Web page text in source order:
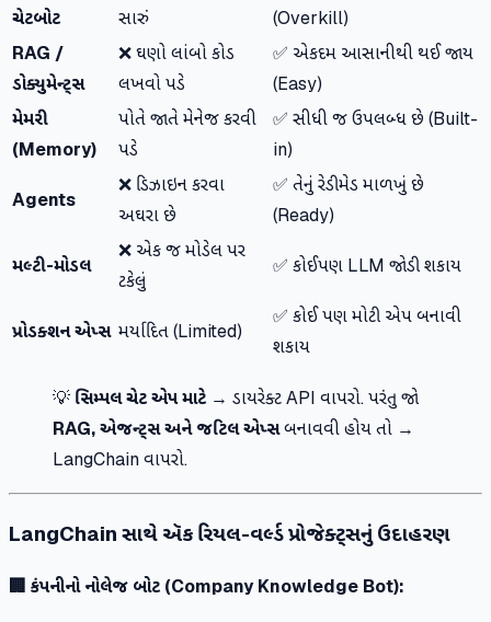
ચેટબોટ
સારું
(Overkill)
RAG /
ડોક્યુમેન્ટ્સ
❌ ઘણો લાંબો કોડ
લખવો પડે
✅ એકદમ આસાનીથી થઈ જાય
(Easy)
મેમરી
(Memory)
પોતે જાતે મેનેજ કરવી
પડે
✅ સીધી જ ઉપલબ્ધ છે (Built-
in)
Agents
❌ ડિઝાઇન કરવા
અઘરા છે
✅ તેનું રેડીમેડ માળખું છે
(Ready)
મલ્ટી-મોડલ
❌ એક જ મોડેલ પર
ટકેલું
✅ કોઈપણ LLM જોડી શકાય
પ્રોડક્શન એપ્સ મર્યાદિત (Limited)
✅ કોઈ પણ મોટી એપ બનાવી
શકાય
💡 સિમ્પલ ચેટ એપ માટે → ડાયરેક્ટ API વાપરો. પરંતુ જો
RAG, એજન્ટ્સ અને જટિલ એપ્સબનાવવી હોય તો →
LangChain વાપરો.
LangChain સાથે ઍક રિયલ-વર્લ્ડ પ્રોજેક્ટ્સનું ઉદાહરણ
🏢 કંપનીનો નોલેજ બોટ (Company Knowledge Bot):